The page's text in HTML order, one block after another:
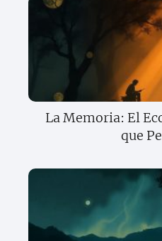
La Memoria: El
que